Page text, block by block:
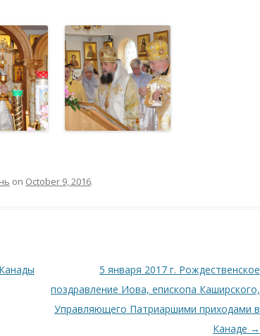
on October 9, 2016.
5 января 2017 г. Рождественское
поздравление Иова, епископа Каширского,
Управляющего Патриаршими приходами в
Канаде →